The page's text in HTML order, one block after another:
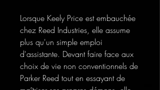
Lorsque Keely Price est embauchée
chez Reed Industries, elle assume
plus qu'un simple emploi
d'assistante. Devant faire face aux
choix de vie non conventionnels de
Parker Reed tout en essayant de